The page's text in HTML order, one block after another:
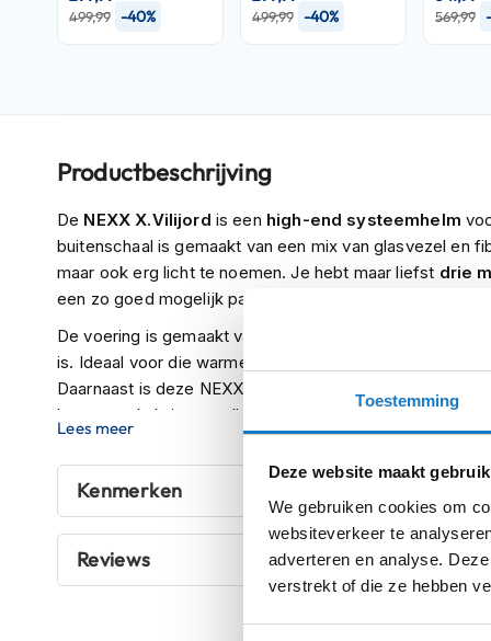
Toestemming
Deze website maakt
We gebruiken cookies om
websiteverkeer te
adverteren en analyse.
verstrekt of die ze hebben
Crosshelmen
Tear-
offs
Crossbrillen
Oordoppen
Onderhoud
helm
Helm
kapstok
Motorkleding
Motorjassen
499,99 -40% 499,99 -40% 569,99
Productbeschrijving
De NEXX X.Vilijord is een high-end systeemhelm
buitenschaal is gemaakt van een mix van glasvezel en
maar ook erg licht te noemen. Je hebt maar liefst drie
een zo goed mogelijk passende helm hebben.
De voering is gemaakt van een sneldrogend en
is. Ideaal voor die warme zomerdagen waarin je jezelf
Daarnaast is deze NEXX X.Vilijord
hem zowel als integraalhelm en als jethelm mag rijden.
Lees meer
Kenmerken
Reviews